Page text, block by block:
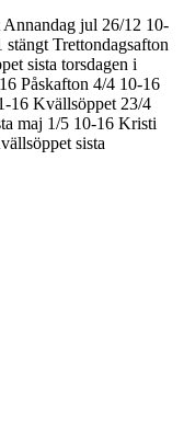
Annandag jul 26/12 10-
stängt Trettondagsafton
sista torsdagen i
Påskafton 4/4 10-16
16 Kvällsöppet 23/4
maj 1/5 10-16 Kristi
sista